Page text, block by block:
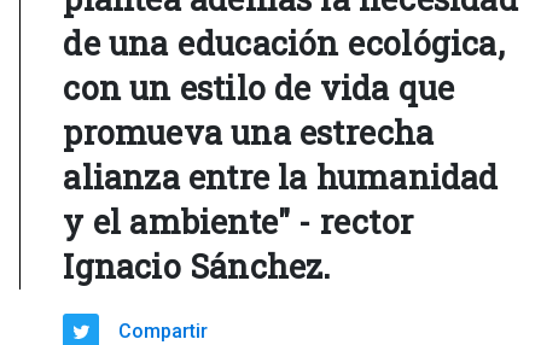
de una educación ecológica,
con un estilo de vida que
promueva una estrecha
alianza entre la humanidad
y el ambiente" - rector
Ignacio Sánchez.
Compartir